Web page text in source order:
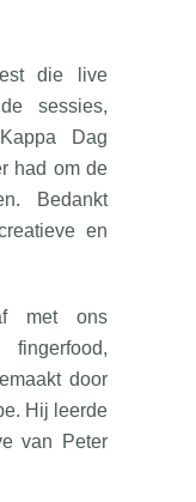
die live
sessies,
Dag
had om de
Bedankt
en
met ons
fingerfood,
door
Hij leerde
van Peter